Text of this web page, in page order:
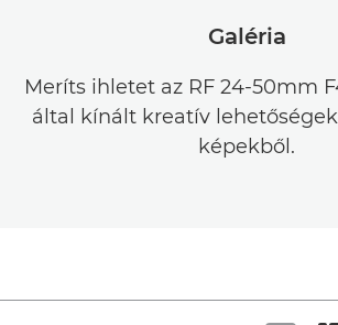
Galéria
Meríts ihletet az RF 24-50mm
által kínált kreatív
képekből.